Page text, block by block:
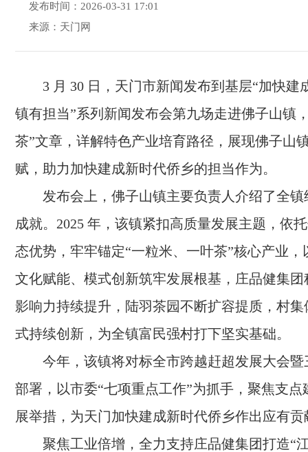
发布时间：2026-03-31 17:01
来源：天门网
3 月 30 日，天门市新闻发布到基层“加快建
镇有担当”系列新闻发布会第九场走进佛子山镇
茶”文章，详解特色产业培育路径，展现佛子山
赋，助力加快建成新时代侨乡的担当作为。
发布会上，佛子山镇主要负责人介绍了全
成就。2025 年，该镇紧扣高质量发展主题，依
态优势，牢牢锚定“一粒米、一叶茶”核心产业，
文化赋能、模式创新筑牢发展根基，庄品健集
影响力持续提升，陆羽茶园不断扩容提质，村
式持续创新，为全镇富民强村打下坚实基础。
今年，该镇将对标全市跨越赶超发展大会
部署，以市委“七项重点工作”为抓手，聚焦支点
展举措，为天门加快建成新时代侨乡作出应有贡
聚焦工业倍增，全力支持庄品健集团打造“